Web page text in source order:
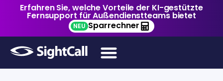
Erfahren Sie, welche Vorteile der KI-gestützte
Fernsupport für Außendienstteams bietet
NEU Sparrechner